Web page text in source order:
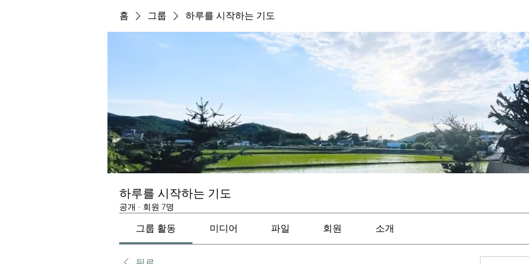
홈 그룹 하루를 시작하는 기도
하루를 시작하는 기도
공개 · 회원 7명
그룹 활동 미디어 파일 회원 소개